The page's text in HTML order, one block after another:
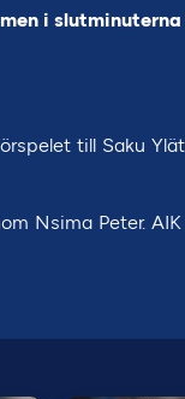
i
till Saku
Nsima Peter.